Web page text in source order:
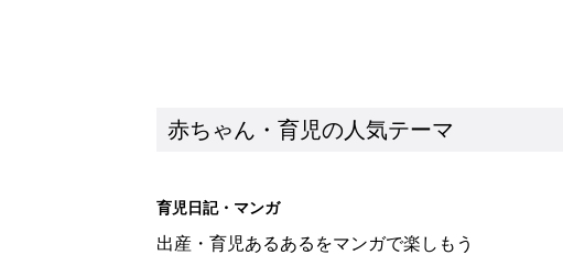
赤ちゃん・育児の人気テーマ
育児日記・マンガ
出産・育児あるあるをマンガで楽しもう